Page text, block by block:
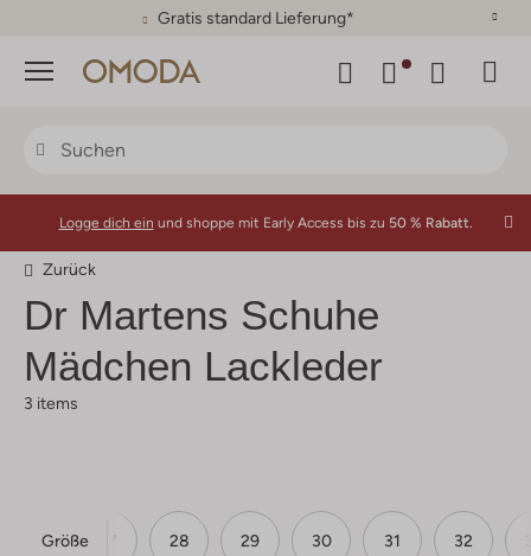
Gratis standard Lieferung*
Menü
Logge dich ein und shoppe mit Early Access bis zu 50 % Rabatt.
Zurück
Dr Martens Schuhe
Mädchen Lackleder
3 items
Größe
26 27 28 29 30 31 32